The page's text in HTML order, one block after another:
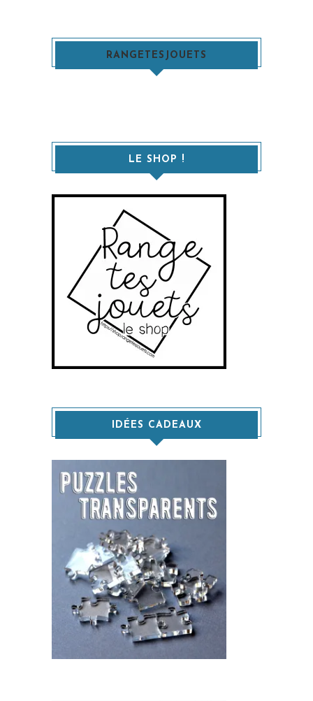
RANGETESJOUETS
LE SHOP !
IDÉES CADEAUX